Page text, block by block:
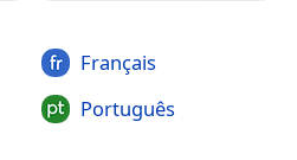
Français
Português